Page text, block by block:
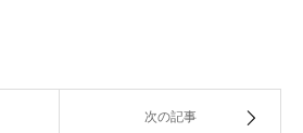
次の記事